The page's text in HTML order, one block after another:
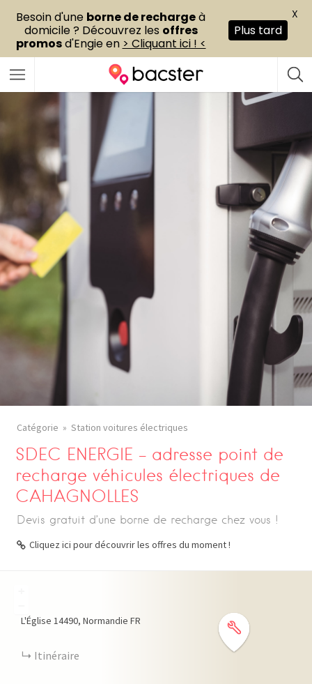
Catégorie Station voitures électriques
SDEC ENERGIE – adresse point de
recharge véhicules électriques de
CAHAGNOLLES
Devis gratuit d’une borne de recharge chez vous !
Cliquez ici pour découvrir les offres du moment !
L'Église 14490 Normandie FR
Itinéraire
Besoin d'une borne de rechargeà
domicile ? Découvrez les offres
promosd'Engie en > Cliquant ici ! <
Plus tard
X